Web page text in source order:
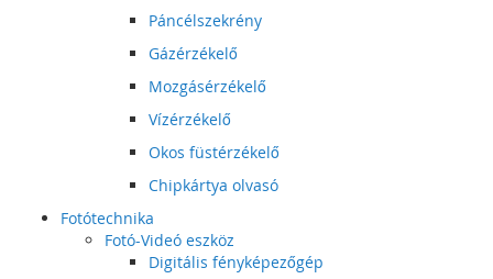
Páncélszekrény
Gázérzékelő
Mozgásérzékelő
Vízérzékelő
Okos füstérzékelő
Chipkártya olvasó
Fotótechnika
Fotó-Videó eszköz
Digitális fényképezőgép